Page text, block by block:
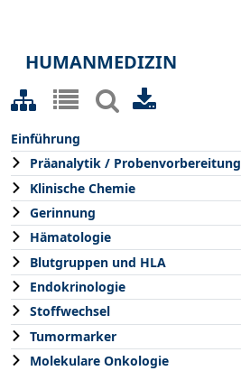
HUMANMEDIZIN
Einführung
Präanalytik / Probenvorbereitung
Klinische Chemie
Gerinnung
Hämatologie
Blutgruppen und HLA
Endokrinologie
Stoffwechsel
Tumormarker
Molekulare Onkologie